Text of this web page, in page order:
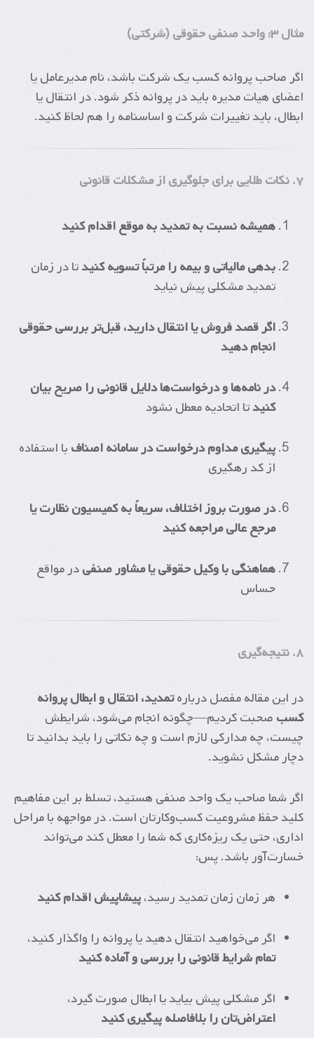
مثال ۳: واحد صنفی حقوقی (شرکتی)
اگر صاحب پروانه کسب یک شرکت باشد، نام مدیرعامل یا
اعضای هیات مدیره باید در پروانه ذکر شود. در انتقال یا
ابطال، باید تغییرات شرکت و اساسنامه را هم لحاظ کنید.
۷. نکات طلایی برای جلوگیری از مشکلات قانونی
همیشه نسبت به تمدید به موقع اقدام کنید
بدهی مالیاتی و بیمه را مرتباً تسویه کنیدتا در زمان
تمدید مشکلی پیش نیاید
اگر قصد فروش یا انتقال دارید، قبل‌تر بررسی حقوقی
انجام دهید
در نامه‌ها و درخواست‌ها دلایل قانونی را صریح بیان
کنیدتا اتحادیه معطل نشود
پیگیری مداوم درخواست در سامانه اصناف با استفاده
از کد رهگیری
در صورت بروز اختلاف، سریعاً به کمیسیون نظارت یا
مرجع عالی مراجعه کنید
هماهنگی با وکیل حقوقی یا مشاور صنفیدر مواقع
حساس
۸. نتیجه‌گیری
در این مقاله مفصل دربارهتمدید، انتقال و ابطال پروانه
کسب صحبت کردیم—چگونه انجام می‌شود، شرایطش
چیست، چه مدارکی لازم است و چه نکاتی را باید بدانید تا
دچار مشکل نشوید.
اگر شما صاحب یک واحد صنفی هستید، تسلط بر این مفاهیم
کلید حفظ مشروعیت کسب‌وکارتان است. در مواجهه با مراحل
اداری، حتی یک ریزه‌کاری که شما را معطل کند می‌تواند
خسارت‌آور باشد. پس:
هر زمان زمان تمدید رسید،پیشاپیش اقدام کنید
اگر می‌خواهید انتقال دهید یا پروانه را واگذار کنید،
تمام شرایط قانونی را بررسی و آماده کنید
اگر مشکلی پیش بیاید یا ابطال صورت گیرد،
اعتراض‌تان را بلافاصله پیگیری کنید